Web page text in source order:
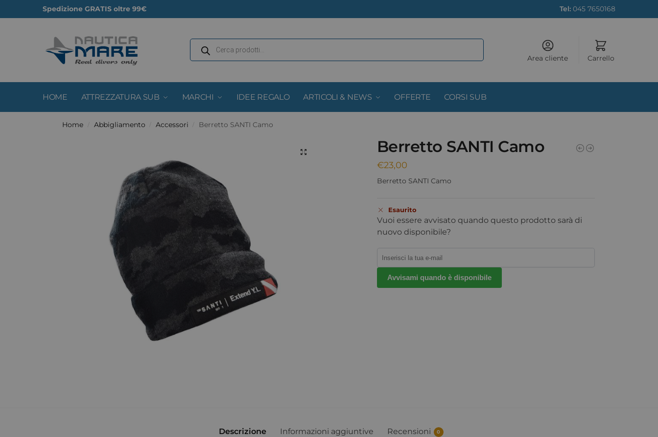
Spedizione GRATIS oltre 99€ Tel: 045 7650168
Area cliente Carrello
HOME ATTREZZATURA SUB MARCHI IDEE REGALO ARTICOLI & NEWS OFFERTE CORSI SUB
Home Abbigliamento Accessori Berretto SANTI Camo
Berretto SANTI Camo
€23,00
Berretto SANTI Camo
Esaurito
Vuoi essere avvisato quando questo prodotto sarà di
nuovo disponibile?
Avvisami quando è disponibile
Descrizione Informazioni aggiuntive Recensioni 0